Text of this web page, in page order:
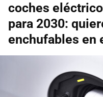
coches
para 2030:
enchufables en